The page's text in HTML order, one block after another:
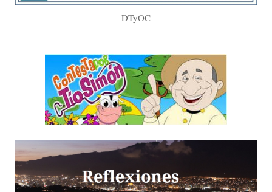
DTyOC